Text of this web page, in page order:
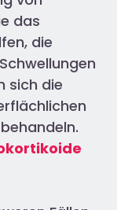
das
die
sich die